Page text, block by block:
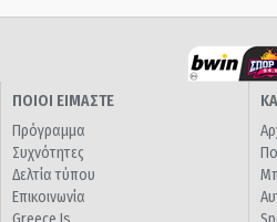
ΠΟΙΟΙ ΕΙΜΑΣΤΕ
Πρόγραμμα
Συχνότητες
Δελτία τύπου
Επικοινωνία